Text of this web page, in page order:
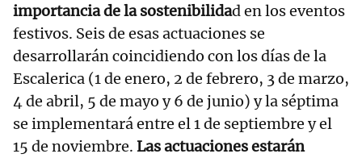
importancia de la sostenibilidad en los eventos
festivos. Seis de esas actuaciones se
desarrollarán coincidiendo con los días de la
Escalerica (1 de enero, 2 de febrero, 3 de marzo,
4 de abril, 5 de mayo y 6 de junio) y la séptima
se implementará entre el 1 de septiembre y el
15 de noviembre. Las actuaciones estarán